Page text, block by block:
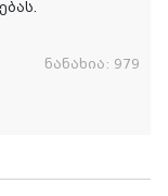
ნანახია: 979